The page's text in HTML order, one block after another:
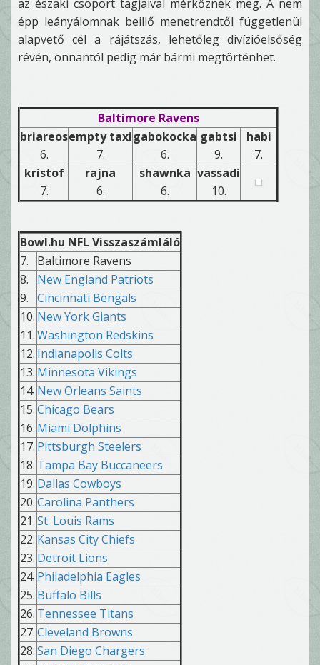
az északi csoport tagjaival mérkőznek meg. A nem
épp leányálomnak beillő menetrendtől függetlenül
alapvető cél a rájátszás, lehetőleg divízióelsőség
révén, onnantól pedig már bármi megtörténhet.
Baltimore Ravens
briareos
6.
empty taxi
7.
gabokocka
6.
gabtsi
9.
habi
7.
kristof
7.
rajna
6.
shawnka
6.
vassadi
10.
Bowl.hu NFL Visszaszámláló
7.
Baltimore Ravens
8.
New England Patriots
9. Cincinnati Bengals
10. New York Giants
11.Washington Redskins
12. Indianapolis Colts
13. Minnesota Vikings
14. New Orleans Saints
15.Chicago Bears
16. Miami Dolphins
17. Pittsburgh Steelers
18. Tampa Bay Buccaneers
19. Dallas Cowboys
20.Carolina Panthers
21.St. Louis Rams
22. Kansas City Chiefs
23. Detroit Lions
24. Philadelphia Eagles
25. Buffalo Bills
26. Tennessee Titans
27.Cleveland Browns
28.San Diego Chargers